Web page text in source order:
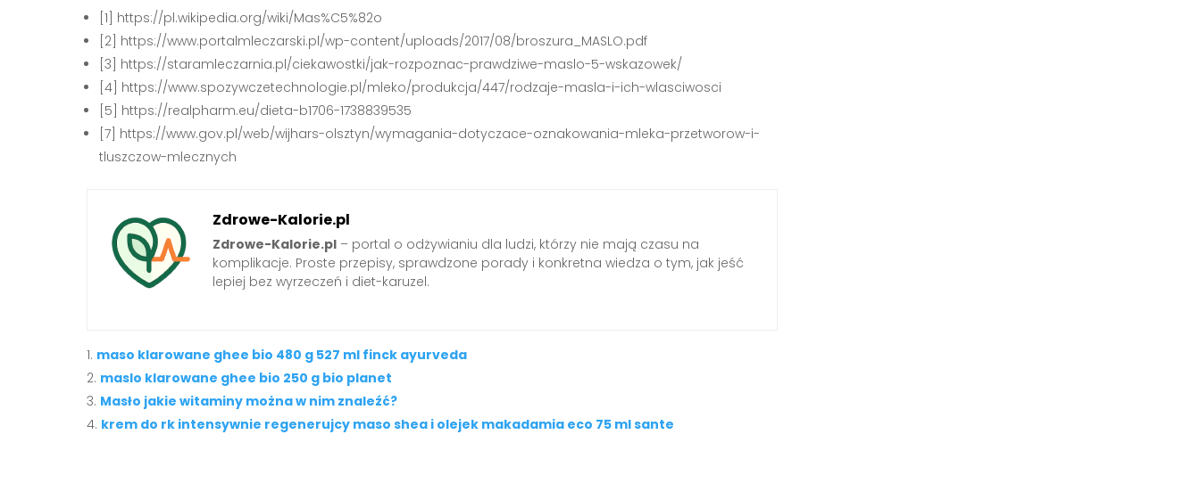
[1] https://pl.wikipedia.org/wiki/Mas%C5%82o
[2] https://www.portalmleczarski.pl/wp-content/uploads/2017/08/broszura_MASLO.pdf
[3] https://staramleczarnia.pl/ciekawostki/jak-rozpoznac-prawdziwe-maslo-5-wskazowek/
[4] https://www.spozywczetechnologie.pl/mleko/produkcja/447/rodzaje-masla-i-ich-wlasciwosci
[5] https://realpharm.eu/dieta-b1706-1738839535
[7] https://www.gov.pl/web/wijhars-olsztyn/wymagania-dotyczace-oznakowania-mleka-przetworow-i-
tluszczow-mlecznych
Zdrowe-Kalorie.pl
Zdrowe-Kalorie.pl – portal o odżywianiu dla ludzi, którzy nie mają czasu na
komplikacje. Proste przepisy, sprawdzone porady i konkretna wiedza o tym, jak jeść
lepiej bez wyrzeczeń i diet-karuzel.
maso klarowane ghee bio 480 g 527 ml finck ayurveda
maslo klarowane ghee bio 250 g bio planet
Masło jakie witaminy można w nim znaleźć?
krem do rk intensywnie regenerujcy maso shea i olejek makadamia eco 75 ml sante